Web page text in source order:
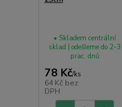
78 Kč/ks
64 Kč bez
DPH
• Skladem centrální
sklad | odešleme do 2-3
prac. dnů